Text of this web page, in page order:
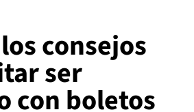
consejos
ser
con boletos